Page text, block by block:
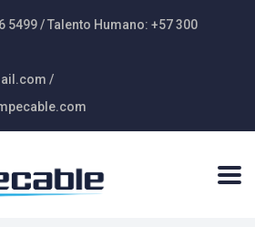
5499 / Talento Humano: +57 300
/